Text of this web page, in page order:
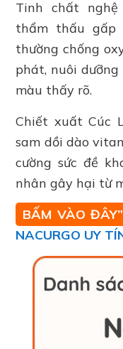
Tinh chất
thẩm thấu gấp
thường chống
phát, nuôi
màu thấy rõ.
Chiết xuất Cúc
sam dồi dào
cường sức đề
nhân gây hại từ
BẤM VÀO ĐÂY”
NACURGO UY